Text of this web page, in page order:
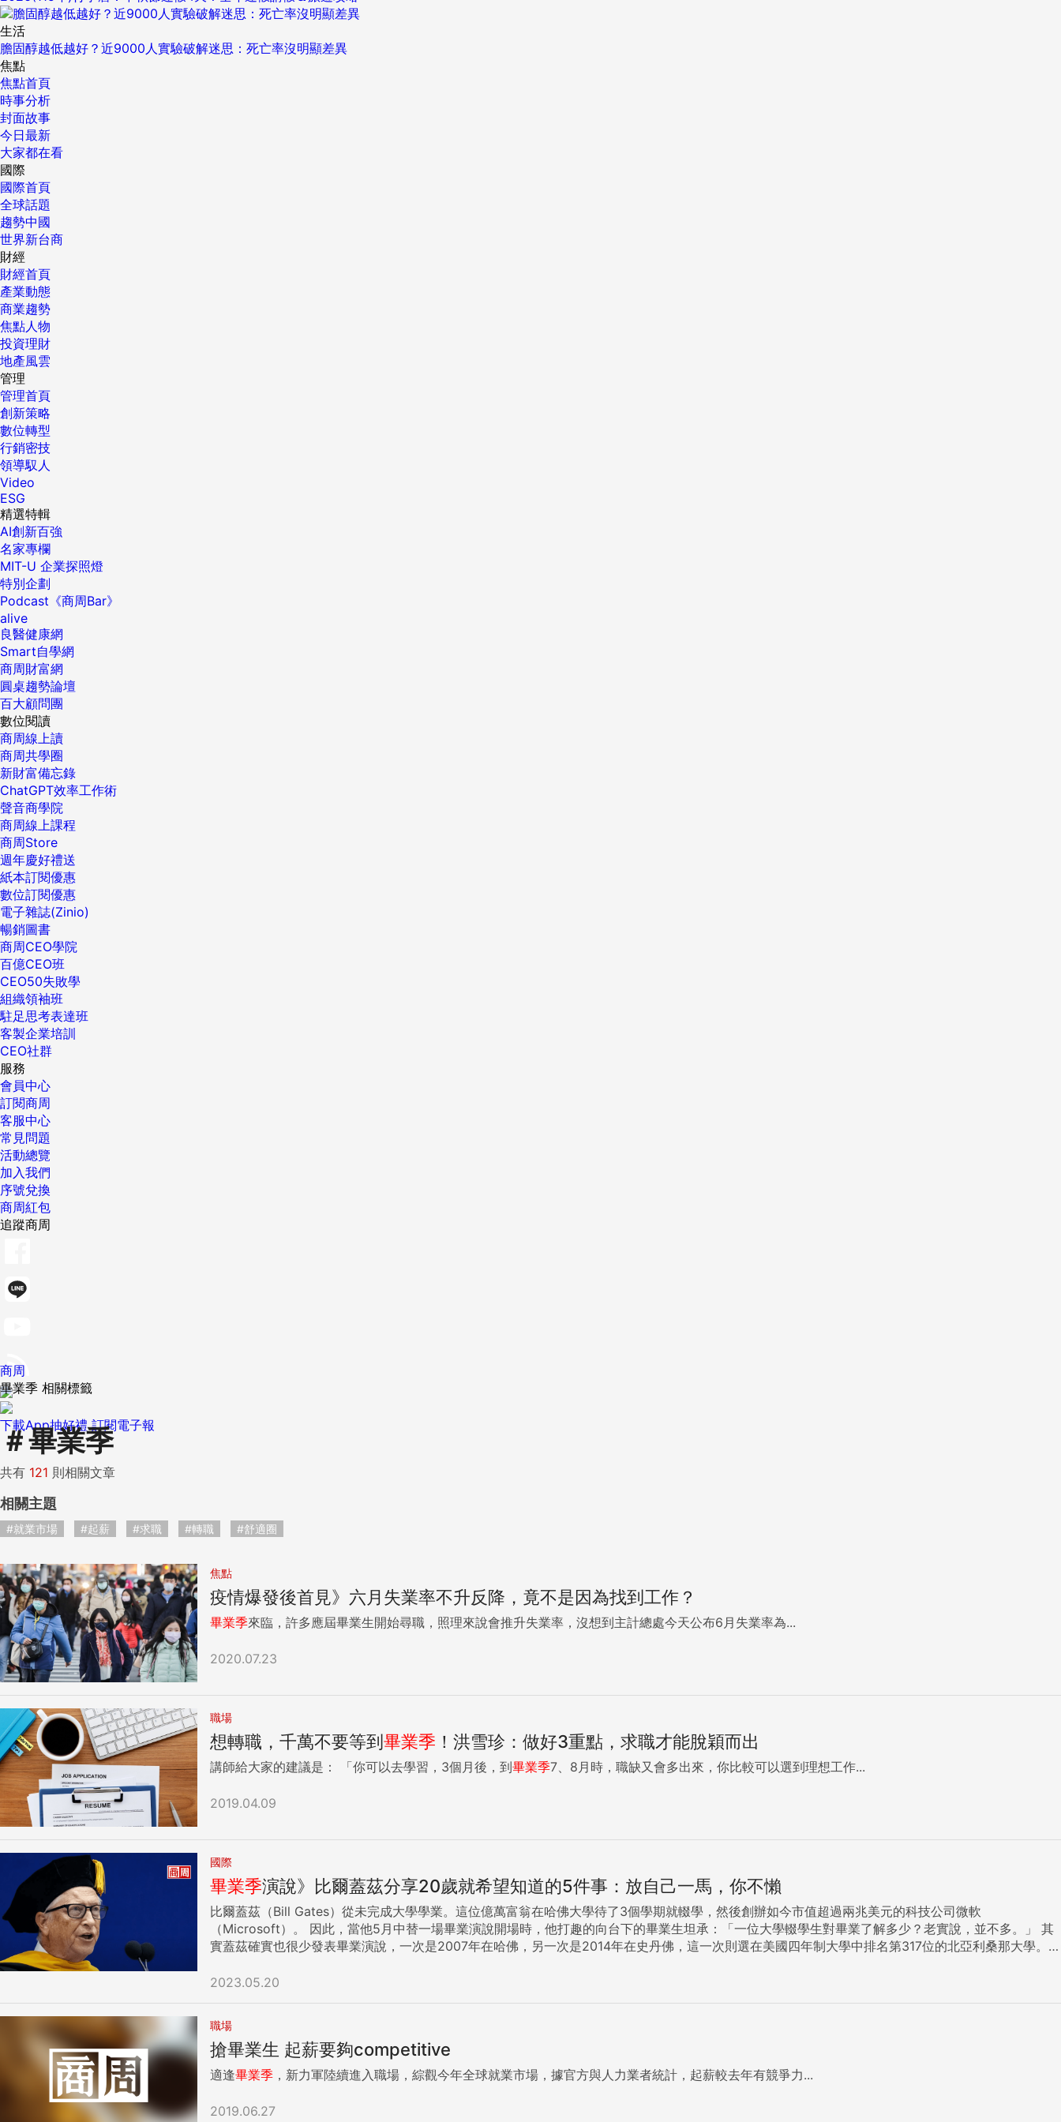
生活
膽固醇越低越好？近9000人實驗破解迷思：死亡率沒明顯差異
焦點
焦點首頁
時事分析
封面故事
今日最新
大家都在看
國際
國際首頁
全球話題
趨勢中國
世界新台商
財經
財經首頁
產業動態
商業趨勢
焦點人物
投資理財
地產風雲
管理
管理首頁
創新策略
數位轉型
行銷密技
領導馭人
Video
ESG
精選特輯
AI創新百強
名家專欄
MIT-U 企業探照燈
特別企劃
Podcast《商周Bar》
alive
良醫健康網
Smart自學網
商周財富網
圓桌趨勢論壇
百大顧問團
數位閱讀
商周線上讀
商周共學圈
新財富備忘錄
ChatGPT效率工作術
聲音商學院
商周線上課程
商周Store
週年慶好禮送
紙本訂閱優惠
數位訂閱優惠
電子雜誌(Zinio)
暢銷圖書
商周CEO學院
百億CEO班
CEO50失敗學
組織領袖班
駐足思考表達班
客製企業培訓
CEO社群
服務
會員中心
訂閱商周
客服中心
常見問題
活動總覽
加入我們
序號兌換
商周紅包
追蹤商周
下載App抽好禮 訂閱電子報
商周
畢業季 相關標籤
＃畢業季
共有 121 則相關文章
相關主題
#就業市場 #起薪 #求職 #轉職 #舒適圈
焦點
疫情爆發後首見》六月失業率不升反降，竟不是因為找到工作？
畢業季來臨，許多應屆畢業生開始尋職，照理來說會推升失業率，沒想到主計總處今天公布6月失業率為...
2020.07.23
職場
想轉職，千萬不要等到畢業季 ！洪雪珍：做好3重點，求職才能脫穎而出
講師給大家的建議是： 「你可以去學習，3個月後，到畢業季7、8月時，職缺又會多出來，你比較可以選到理想工作...
2019.04.09
國際
畢業季演說》比爾蓋茲分享20歲就希望知道的5件事：放自己一馬，你不懶
比爾蓋茲（Bill Gates）從未完成大學學業。這位億萬富翁在哈佛大學待了3個學期就輟學，然後創辦如今市值超過兩兆美元的科技公司微軟
（Microsoft）。 因此，當他5月中替一場畢業演說開場時，他打趣的向台下的畢業生坦承：「一位大學輟學生對畢業了解多少？老實說，並不多。」 其
實蓋茲確實也很少發表畢業演說，一次是2007年在哈佛，另一次是2014年在史丹佛，這一次則選在美國四年制大學中排名第317位的北亞利桑那大學。
學學生轉學機會，種種努力都符合蓋茲想要改革高等教育過於昂貴、排外的願景。 雖然，蓋茲沒有正式大學學位，但67歲的他努力思索，假如是40多年
實）它們不會。」 他回憶起，他還是學生時，也曾經歷同樣的壓力。 當他1975年與艾倫（Paul Allen）共同創辦微軟時，他認為「我會在那裡工作一輩
子」。 他說，他「很高興」自己想錯了。 他的確在微軟待很久，2000年以前擔任執行長，2014年以前擔任董事長。「今天，我仍然從事軟體工作，但
慈善事業是我的全職工作，」他並提到他與前妻共同創辦的蓋茲基金會（Bill Melinda Gates Foundation）。 他認為，重新評估你自己和你的目標是一件
「好事」，即使它們與你最初設想的不一樣。 你不可能聰明到永遠不會感到困惑 你可能會想，即使身為一家市值上兆美元公司的聯合創始人，蓋茲當然
2023.05.20
職場
搶畢業生 起薪要夠competitive
適逢畢業季 ，新力軍陸續進入職場，綜觀今年全球就業市場，據官方與人力業者統計，起薪較去年有競爭力...
2019.06.27